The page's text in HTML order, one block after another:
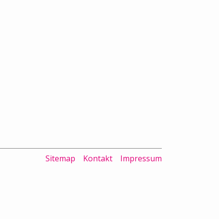
Sitemap Kontakt Impressum